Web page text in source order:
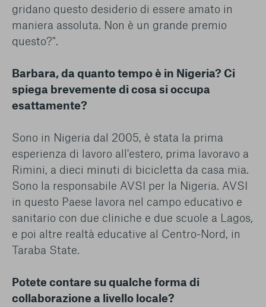
gridano questo desiderio di essere amato in
maniera assoluta. Non è un grande premio
questo?".
Barbara, da quanto tempo è in Nigeria? Ci
spiega brevemente di cosa si occupa
esattamente?
Sono in Nigeria dal 2005, è stata la prima
esperienza di lavoro all'estero, prima lavoravo a
Rimini, a dieci minuti di bicicletta da casa mia.
Sono la responsabile AVSI per la Nigeria. AVSI
in questo Paese lavora nel campo educativo e
sanitario con due cliniche e due scuole a Lagos,
e poi altre realtà educative al Centro-Nord, in
Taraba State.
Potete contare su qualche forma di
collaborazione a livello locale?